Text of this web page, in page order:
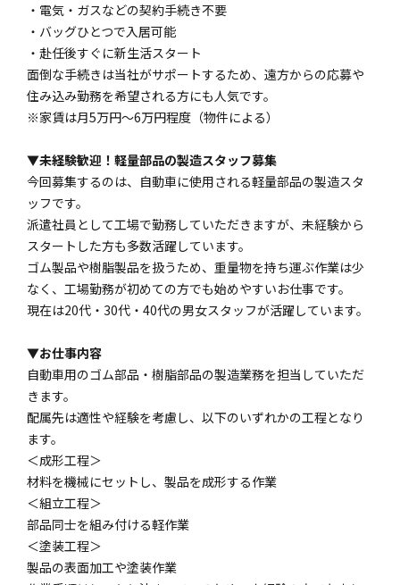
・電気・ガスなどの契約手続き不要
・バッグひとつで入居可能
・赴任後すぐに新生活スタート
面倒な手続きは当社がサポートするため、遠方からの応募や
住み込み勤務を希望される方にも人気です。
※家賃は月5万円～6万円程度（物件による）
▼未経験歓迎！軽量部品の製造スタッフ募集
今回募集するのは、自動車に使用される軽量部品の製造スタ
ッフです。
派遣社員として工場で勤務していただきますが、未経験から
スタートした方も多数活躍しています。
ゴム製品や樹脂製品を扱うため、重量物を持ち運ぶ作業は少
なく、工場勤務が初めての方でも始めやすいお仕事です。
現在は20代・30代・40代の男女スタッフが活躍しています。
▼お仕事内容
自動車用のゴム部品・樹脂部品の製造業務を担当していただ
きます。
配属先は適性や経験を考慮し、以下のいずれかの工程となり
ます。
＜成形工程＞
材料を機械にセットし、製品を成形する作業
＜組立工程＞
部品同士を組み付ける軽作業
＜塗装工程＞
製品の表面加工や塗装作業